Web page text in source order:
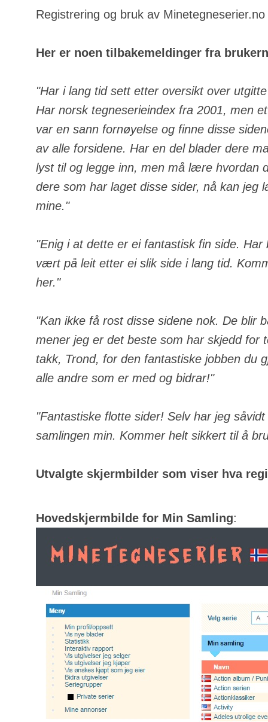
Registrering og bruk av
Her er noen tilbakemeldinger fra
"Har i lang tid sett etter oversikt over
Har norsk tegneserieindex fra 2001, men
var en sann fornøyelse og finne disse
av alle forsidene. Har en del blader dere
lyst til og legge inn, men må lære hvordan
dere som har laget disse sider, nå kan jeg
mine."
"Enig i at dette er ei fantastisk fin side.
vært på leit etter ei slik side i lang tid.
her."
"Kan ikke få rost disse sidene nok. De blir
mener jeg er det beste som har skjedd for
takk, Trond, for den fantastiske jobben du
alle andre som er med og bidrar!"
"Fantastiske flotte sider! Selv har jeg
samlingen min. Kommer helt sikkert til å
Utvalgte skjermbilder som viser hva
Hovedskjermbilde for Min Samling: